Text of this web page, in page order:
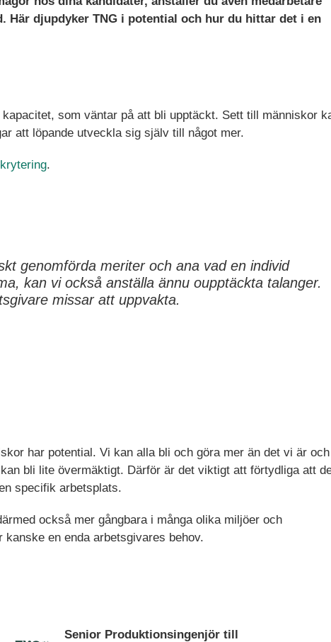
Här djupdyker TNG i potential och hur du hittar det i en
som väntar på att bli upptäckt. Sett till människor
att löpande utveckla sig själv till något mer.
.
genomförda meriter och ana vad en individ
kan vi också anställa ännu oupptäckta talanger.
missar att uppvakta.
har potential. Vi kan alla bli och göra mer än det vi är och
bli lite övermäktigt. Därför är det viktigt att förtydliga att
specifik arbetsplats.
också mer gångbara i många olika miljöer och
en enda arbetsgivares behov.
Senior Produktionsingenjör till